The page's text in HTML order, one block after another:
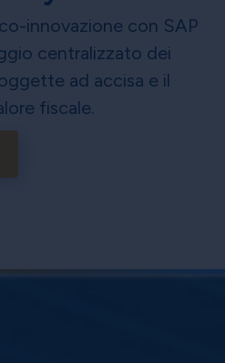
innovazione con SAP
centralizzato dei
ad accisa e il
fiscale.